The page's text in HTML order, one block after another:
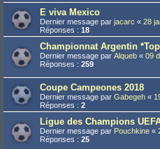
E viva Mexico
Dernier message par jacarc « 28
Réponses : 18
Championnat Argentin
Dernier message par Alqueb « 09
Réponses : 259
Coupe Campeones 2018
Dernier message par Gabegeh «
Réponses : 2
Ligue des Champions
Dernier message par Pouchkine «
Réponses : 25